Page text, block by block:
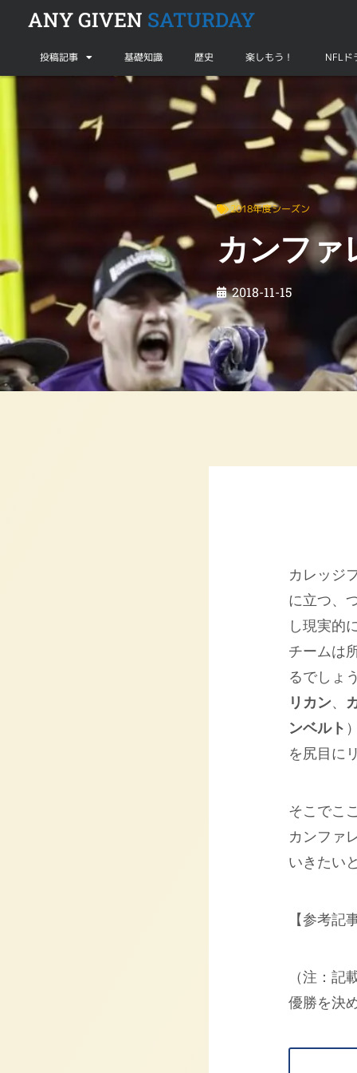
ANY GIVEN SATURDAY
投稿記事 基礎知識 歴史 楽しもう！ NFLド
カンファレンスチャンプへの道【Vol.1】
2018年度シーズン
カンファ
2018-11-15
カレッジ
に立つ、
し現実的
チームは
るでしょ
リカン、
ンベルト
を尻目に
そこでこ
カンファ
いきたい
【参考記
（注：記
優勝を決